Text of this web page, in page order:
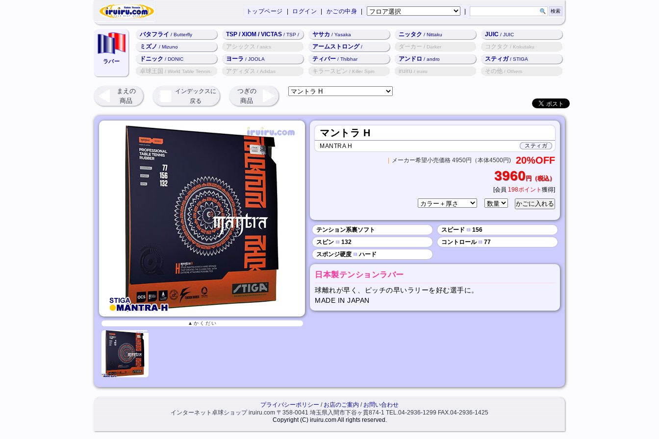
かごの中身
ログイン
トップページ
ラバー
バタフライ/ Butterfly TSP / XIOM / VICTAS/ TSP /
XIOM / VICTAS
ヤサカ/ Yasaka ニッタク/ Nittaku JUIC/ JUIC
ミズノ/ Mizuno アシックス/ asics アームストロング/
Armstrong
ダーカー/ Darker コクタク/ Kokutaku
ドニック/ DONIC ヨーラ/ JOOLA ティバー/ Thibhar アンドロ/ andro スティガ/ STIGA
卓球王国/ World Table Tennis アディダス/ Adidas キラースピン/ Killer Spin iruiru/ iruiru その他/ Others
まえの
商品
インデックスに
戻る
つぎの
商品
▲かくだい
マントラ H
スティガ
MANTRA H
メーカー希望小売価格 4950円（本体4500円) 20%OFF
3960円（税込）
[会員 198ポイント 獲得]
テンション系裏ソフト スピード ■ 156
スピン ■ 132 コントロール ■ 77
スポンジ硬度 ■ ハード
日本製テンションラバー
球離れが早く、ピッチの早いラリーを好む選手に。
MADE IN JAPAN
プライバシーポリシー/お店のご案内/お問い合わせ
インターネット卓球ショップ iruiru.com〒358-0041 埼玉県入間市下谷ヶ貫874-1TEL.04-2936-1299 FAX.04-2936-1425
Copyright (C) iruiru.com All rights reserved.